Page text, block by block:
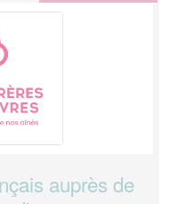
auprès de